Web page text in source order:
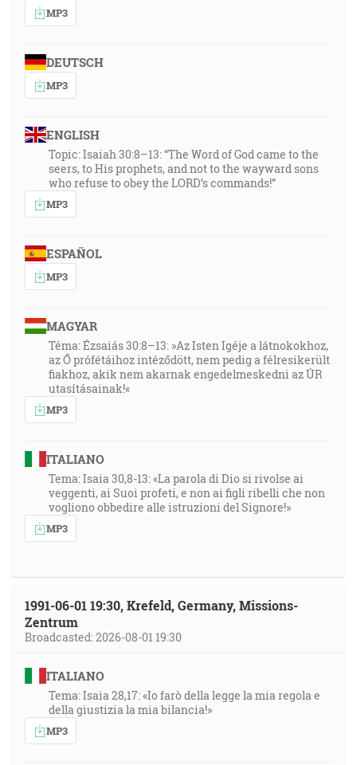
MP3
DEUTSCH
MP3
ENGLISH
Topic: Isaiah 30:8–13: “The Word of God came to the
seers, to His prophets, and not to the wayward sons
who refuse to obey the LORD’s commands!”
MP3
ESPAÑOL
MP3
MAGYAR
Téma: Ézsaiás 30:8–13: »Az Isten Igéje a látnokokhoz,
az Ő prófétáihoz intéződött, nem pedig a félresikerült
fiakhoz, akik nem akarnak engedelmeskedni az ÚR
utasításainak!«
MP3
ITALIANO
Tema: Isaia 30,8-13: «La parola di Dio si rivolse ai
veggenti, ai Suoi profeti, e non ai figli ribelli che non
vogliono obbedire alle istruzioni del Signore!»
MP3
1991-06-01 19:30, Krefeld, Germany, Missions-
Zentrum
Broadcasted: 2026-08-01 19:30
ITALIANO
Tema: Isaia 28,17: «Io farò della legge la mia regola e
della giustizia la mia bilancia!»
MP3